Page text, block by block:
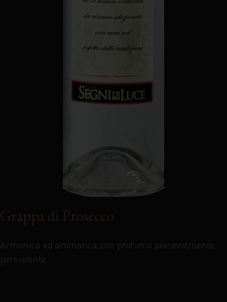
Grappa di Prosecco
Armonica ed aromatica con profumo piacevolmente
persistente.